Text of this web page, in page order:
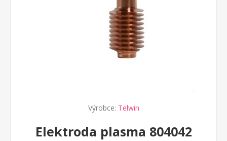
Výrobce: Telwin
Elektroda plasma 804042